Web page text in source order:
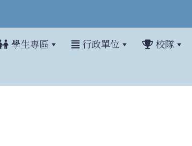
學生專區 行政單位 校隊